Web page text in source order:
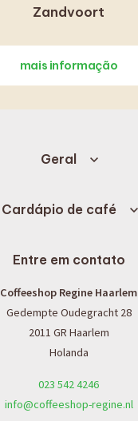
Zandvoort
mais informação
Geral
Cardápio de café
Entre em contato
Coffeeshop Regine Haarlem
Gedempte Oudegracht 28
2011 GR Haarlem
Holanda
023 542 4246
info@coffeeshop-regine.nl